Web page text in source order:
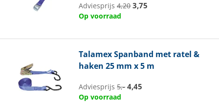
Adviesprijs4,20 3,75
Op voorraad
TalamexSpanband met ratel &
haken 25 mm x 5 m
Adviesprijs5,- 4,45
Op voorraad